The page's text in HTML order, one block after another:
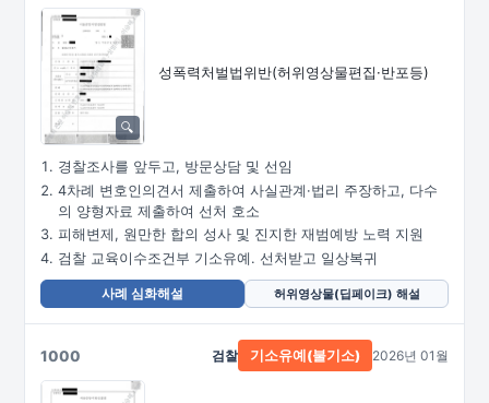
성폭력처벌법위반(허위영상물편집·반포등)
경찰조사를 앞두고, 방문상담 및 선임
4차례 변호인의견서 제출하여 사실관계·법리 주장하고, 다수
의 양형자료 제출하여 선처 호소
피해변제, 원만한 합의 성사 및 진지한 재범예방 노력 지원
검찰 교육이수조건부 기소유예. 선처받고 일상복귀
사례 심화해설 허위영상물(딥페이크) 해설
1000 검찰 기소유예(불기소) 2026년 01월